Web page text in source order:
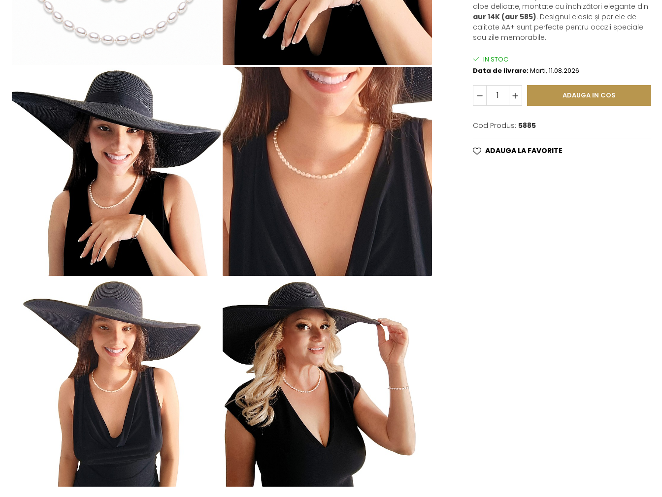
Seturi Perle cu Argint
Brățări cu Perle
Pandantive cu Perle
albe delicate, montate cu închizători elegante din
aur 14K (aur 585). Designul clasic și perlele de
calitate AA+ sunt perfecte pentru ocazii speciale
sau zile memorabile.
IN STOC
Data de livrare:Marti, 11.08.2026
ADAUGA IN COS
Cod Produs: 5885
ADAUGA LA FAVORITE